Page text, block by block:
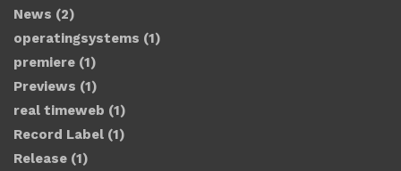
News (2)
operatingsystems (1)
premiere (1)
Previews (1)
real timeweb (1)
Record Label (1)
Release (1)